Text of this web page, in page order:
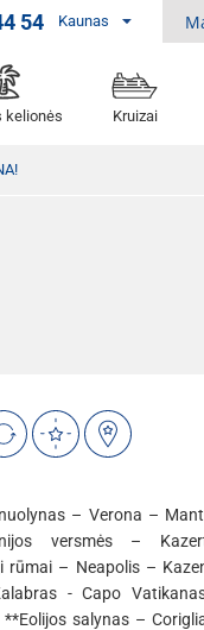
54 Kaunas
kelionės Kruizai
– Verona –
versmės –
rūmai – Neapolis –
- Capo
salynas –